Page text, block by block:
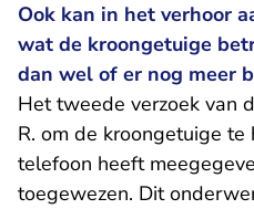
Ook kan in het verhoor
wat de kroongetuige
dan wel of er nog meer
Het tweede verzoek van
R. om de kroongetuige
telefoon heeft
toegewezen. Dit